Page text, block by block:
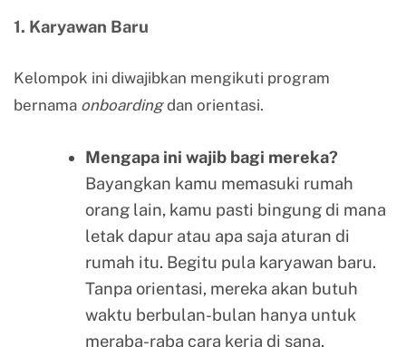
1. Karyawan Baru
Kelompok ini diwajibkan mengikuti program
bernama onboardingdan orientasi.
Mengapa ini wajib bagi mereka?
Bayangkan kamu memasuki rumah
orang lain, kamu pasti bingung di mana
letak dapur atau apa saja aturan di
rumah itu. Begitu pula karyawan baru.
Tanpa orientasi, mereka akan butuh
waktu berbulan-bulan hanya untuk
meraba-raba cara kerja di sana.